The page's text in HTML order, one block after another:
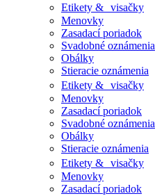
Etikety & visačky
Menovky
Zasadací poriadok
Svadobné oznámenia
Obálky
Stieracie oznámenia
Etikety & visačky
Menovky
Zasadací poriadok
Svadobné oznámenia
Obálky
Stieracie oznámenia
Etikety & visačky
Menovky
Zasadací poriadok